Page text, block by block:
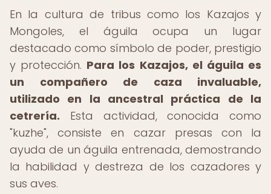
En la cultura de tribus como los Kazajos y
Mongoles, el águila ocupa un lugar
destacado como símbolo de poder, prestigio
y protección. Para los Kazajos, el águila es
un compañero de caza invaluable,
utilizado en la ancestral práctica de la
cetrería. Esta actividad, conocida como
"kuzhe", consiste en cazar presas con la
ayuda de un águila entrenada, demostrando
la habilidad y destreza de los cazadores y
sus aves.